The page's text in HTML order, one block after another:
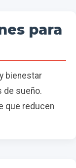
para
bienestar
de sueño.
que reducen